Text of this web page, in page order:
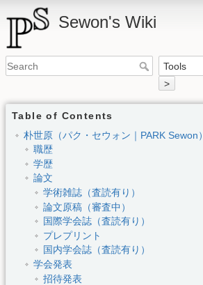
Sewon's Wiki
>
Table of Contents
朴世原（パク・セウォン｜PARK Sewon）
職歴
学歴
論文
学術雑誌（査読有り）
論文原稿（審査中）
国際学会誌（査読有り）
プレプリント
国内学会誌（査読有り）
学会発表
招待発表